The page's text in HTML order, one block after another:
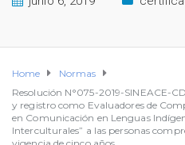
Home
Normas
Resolución N°075-2019-SINEACE-
y registro como Evaluadores de
en Comunicación en Lenguas
Interculturales” a las personas